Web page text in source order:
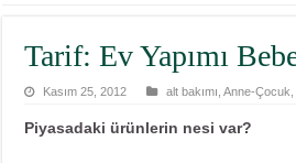
Tarif: Ev Yapımı
Kasım 25, 2012 alt bakımı ,Anne-Çocuk
Piyasadaki ürünlerin nesi var?